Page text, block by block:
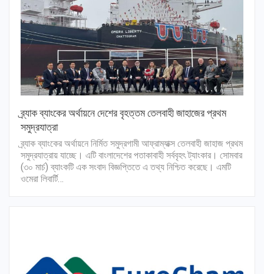
ব্র্যাক ব্যাংকের অর্থায়নে দেশের বৃহত্তম তেলবাহী জাহাজের প্রথম
সমুদ্রযাত্রা
ব্র্যাক ব্যাংকের অর্থায়নে নির্মিত সমুদ্রগামী আফ্রাম্যাক্স তেলবাহী জাহাজ প্রথম
সমুদ্রযাত্রায় যাচ্ছে। এটি বাংলাদেশের পতাকাবাহী সর্ববৃহৎ ট্যাংকার। সোমবার
(৩০ মার্চ) ব্যাংকটি এক সংবাদ বিজ্ঞপ্তিতে এ তথ্য নিশ্চিত করেছে। এমটি
ওমেরা লিবার্টি…